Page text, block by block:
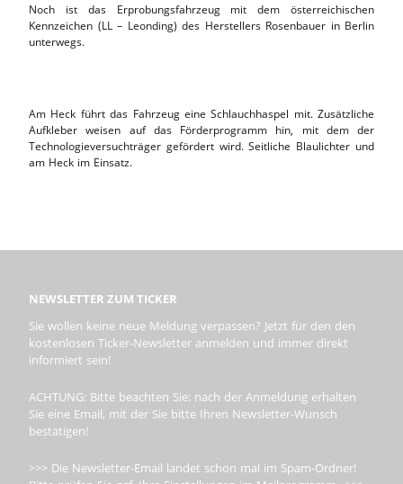
Noch ist das Erprobungsfahrzeug mit dem österreichischen
Kennzeichen (LL – Leonding) des Herstellers Rosenbauer in Berlin
unterwegs.
Am Heck führt das Fahrzeug eine Schlauchhaspel mit. Zusätzliche
Aufkleber weisen auf das Förderprogramm hin, mit dem der
Technologieversuchträger gefördert wird. Seitliche Blaulichter und
am Heck im Einsatz.
NEWSLETTER ZUM TICKER
Sie wollen keine neue Meldung verpassen? Jetzt für den den
kostenlosen Ticker-Newsletter anmelden und immer direkt
informiert sein!
ACHTUNG: Bitte beachten Sie: nach der Anmeldung erhalten
Sie eine Email, mit der Sie bitte Ihren Newsletter-Wunsch
bestätigen!
>>> Die Newsletter-Email landet schon mal im Spam-Ordner!